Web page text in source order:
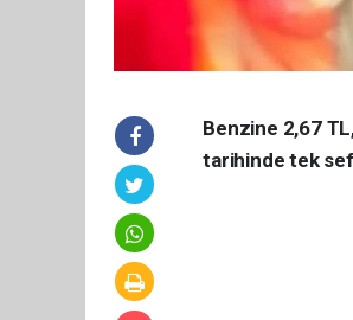
Benzine 2,67
tarihinde tek